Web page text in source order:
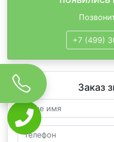
+7 (499)
Заказ